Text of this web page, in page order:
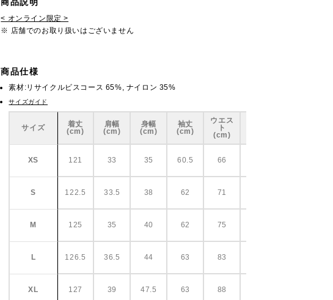
< オンライン限定 >
※ 店舗でのお取り扱いはございません
商品仕様
素材:リサイクルビスコース 65%, ナイロン 35%
サイズガイド
サイズ
着丈
(cm)
肩幅
(cm)
身幅
(cm)
袖丈
(cm)
ウエス
ト
(cm)
XS 121 33 35 60.5 66
S 122.5 33.5 38 62 71
M 125 35 40 62 75
L 126.5 36.5 44 63 83
XL 127 39 47.5 63 88